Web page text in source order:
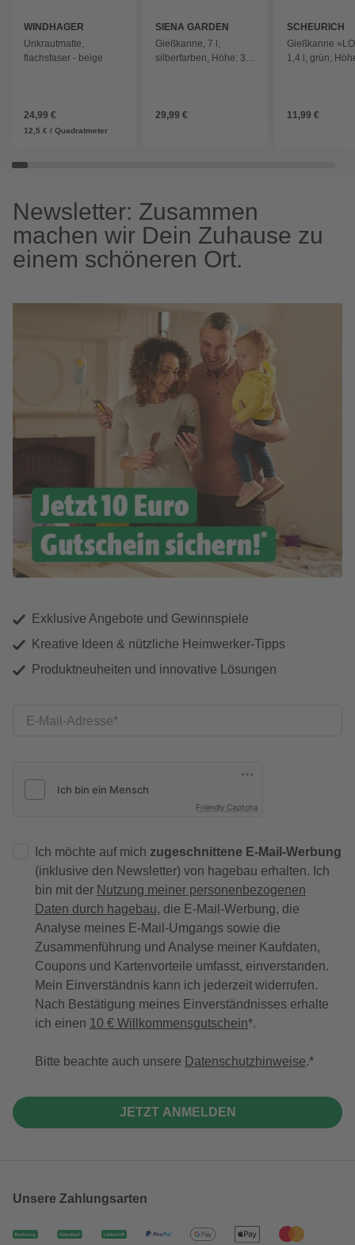
WINDHAGER
Unkrautmatte,
flachsfaser - beige
24,99 €
12,5 € / Quadratmeter
SIENA GARDEN
Gießkanne, 7 l,
silberfarben, Höhe: 32
29,99 €
SCHEURICH
Gießkanne
1,4 l, grün,
11,99 €
Newsletter: Zusammen
machen wir Dein Zuhause zu
einem schöneren Ort.
Exklusive Angebote und Gewinnspiele
Kreative Ideen & nützliche Heimwerker-Tipps
Produktneuheiten und innovative Lösungen
E-Mail-Adresse
Friendly Captcha
Ich möchte auf mich zugeschnittene E-Mail-Werbung
(inklusive den Newsletter) von hagebau erhalten. Ich
bin mit der Nutzung meiner personenbezogenen
Daten durch hagebau, die E-Mail-Werbung, die
Analyse meines E-Mail-Umgangs sowie die
Zusammenführung und Analyse meiner Kaufdaten,
Coupons und Kartenvorteile umfasst, einverstanden.
Mein Einverständnis kann ich jederzeit widerrufen.
Nach Bestätigung meines Einverständnisses erhalte
ich einen 10 € Willkommensgutschein*.
Bitte beachte auch unsere Datenschutzhinweise.
JETZT ANMELDEN
Unsere Zahlungsarten